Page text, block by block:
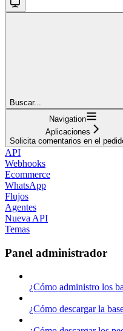
Buscar...
Navigation
Aplicaciones
Solicita comentarios en el
API
Webhooks
Ecommerce
WhatsApp
Flujos
Agentes
Nueva API
Temas
Panel administrador
¿Cómo administro los
¿Cómo descargar la